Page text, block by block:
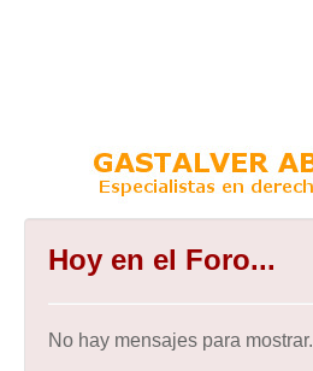
Hoy en el Foro...
No hay mensajes para mostrar.